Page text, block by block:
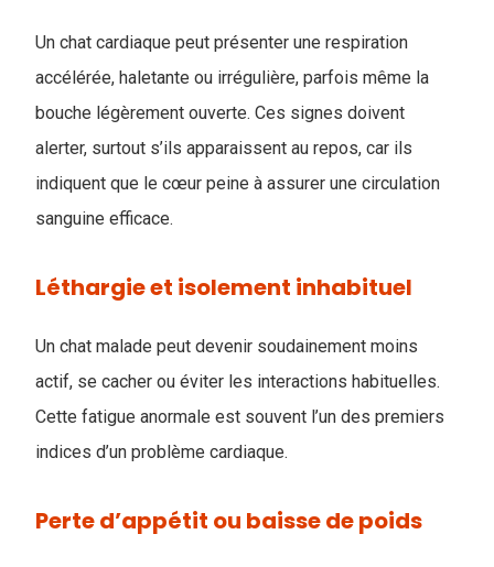
Un chat cardiaque peut présenter une respiration
accélérée, haletante ou irrégulière, parfois même la
bouche légèrement ouverte. Ces signes doivent
alerter, surtout s’ils apparaissent au repos, car ils
indiquent que le cœur peine à assurer une circulation
sanguine efficace.
Léthargie et isolement inhabituel
Un chat malade peut devenir soudainement moins
actif, se cacher ou éviter les interactions habituelles.
Cette fatigue anormale est souvent l’un des premiers
indices d’un problème cardiaque.
Perte d’appétit ou baisse de poids